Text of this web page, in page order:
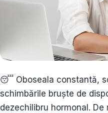
😴 Oboseala constantă,
schimbările bruște de
dezechilibru hormonal.